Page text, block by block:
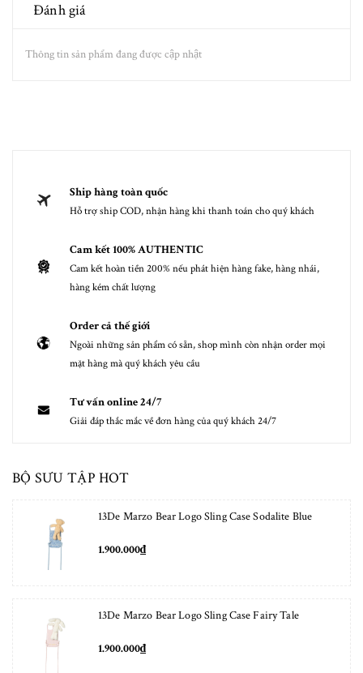
Đánh giá
Thông tin sản phẩm đang được cập nhật
Ship hàng toàn quốc
Hỗ trợ ship COD, nhận hàng khi thanh toán cho quý khách
Cam kết 100% AUTHENTIC
Cam kết hoàn tiền 200% nếu phát hiện hàng fake, hàng nhái,
hàng kém chất lượng
Order cả thế giới
Ngoài những sản phẩm có sẵn, shop mình còn nhận order mọi
mặt hàng mà quý khách yêu cầu
Tư vấn online 24/7
Giải đáp thắc mắc về đơn hàng của quý khách 24/7
BỘ SƯU TẬP HOT
13De Marzo Bear Logo Sling Case Sodalite Blue
1.900.000₫
13De Marzo Bear Logo Sling Case Fairy Tale
1.900.000₫